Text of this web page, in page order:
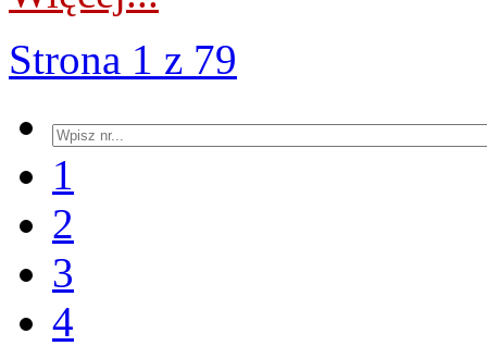
Strona 1 z 79
1
2
3
4